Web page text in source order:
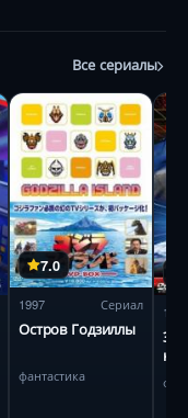
Все сериалы
7.0
1997 Сериал
Остров Годзиллы
фантастика
1997